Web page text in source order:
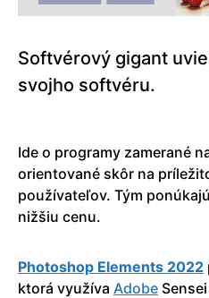
Softvérový gigant
svojho softvéru.
Ide o programy zamerané
orientované skôr na
používateľov. Tým
nižšiu cenu.
Photoshop Elements 2022
ktorá využíva Adobe